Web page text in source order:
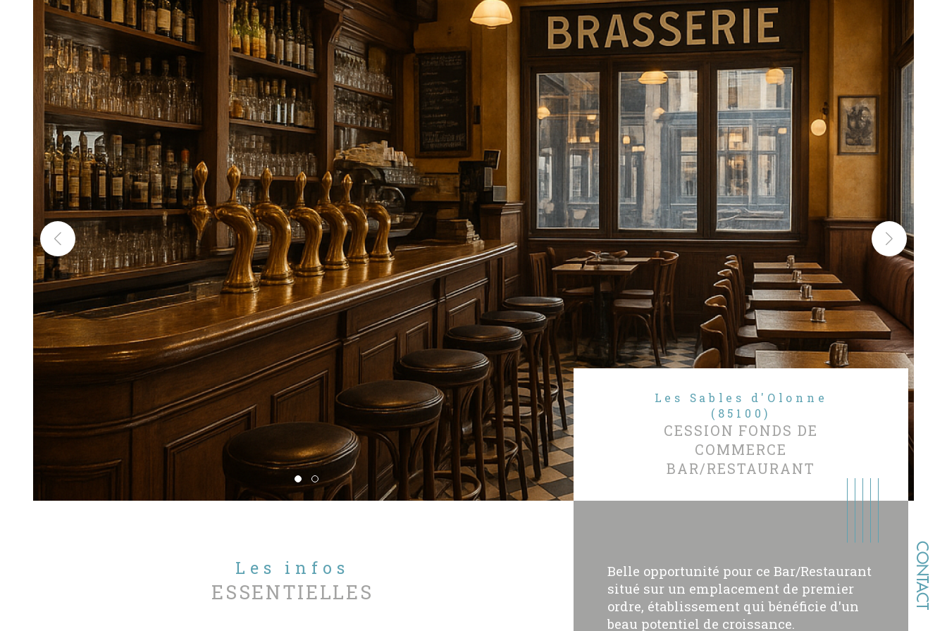
CONTACT
Les Sables d'Olonne
(85100)
CESSION FONDS DE
COMMERCE
BAR/RESTAURANT
Les infos
ESSENTIELLES
Belle opportunité pour ce Bar/Restaurant
situé sur un emplacement de premier
ordre, établissement qui bénéficie d'un
beau potentiel de croissance.